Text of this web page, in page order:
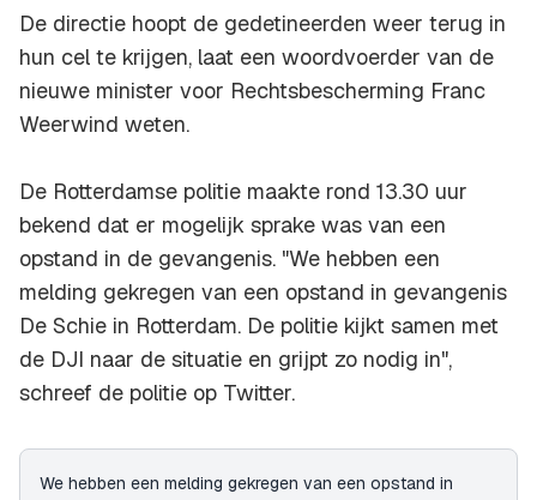
De directie hoopt de gedetineerden weer terug in
hun cel te krijgen, laat een woordvoerder van de
nieuwe minister voor Rechtsbescherming Franc
Weerwind weten.
De Rotterdamse politie maakte rond 13.30 uur
bekend dat er mogelijk sprake was van een
opstand in de gevangenis. "We hebben een
melding gekregen van een opstand in gevangenis
De Schie in Rotterdam. De politie kijkt samen met
de DJI naar de situatie en grijpt zo nodig in",
schreef de politie op Twitter.
We hebben een melding gekregen van een opstand in